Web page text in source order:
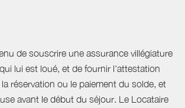
de souscrire une assurance villégiature
lui est loué, et de fournir l'attestation
réservation ou le paiement du solde, et
avant le début du séjour. Le Locataire